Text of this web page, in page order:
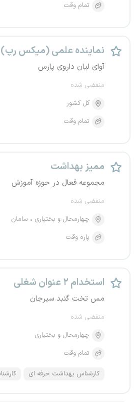
تمام وقت
نماینده علمی (میکس رپ)
آوای لیان داروی پارس
منقضی شده
کل کشور
تمام وقت
ممیز بهداشت
مجموعه فعال در حوزه آموزش
منقضی شده
چهارمحال و بختیاری
سامان
پاره وقت
استخدام ۲ عنوان شغلی
مس تخت گنبد سیرجان
منقضی شده
چهارمحال و بختیاری
تمام وقت
کارشناس بهداشت حرفه ای